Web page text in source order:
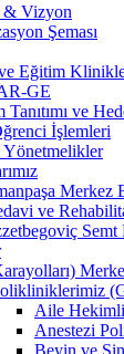
Vizyon
Şeması
Eğitim
GE
Tanıtımı ve
İşlemleri
Yönetmelikler
Merkez
ve
Aile
Anestezi
Beyin ve